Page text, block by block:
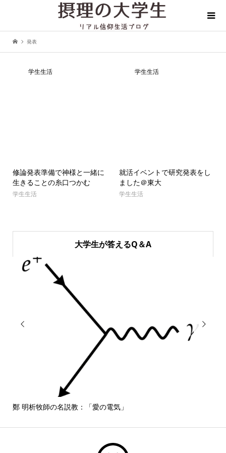
発表
学生生活
修論発表準備で神様と一緒に
生きることの糸口つかむ
学生生活
学生生活
就活イベントで研究発表をし
ました＠東大
学生生活
大学生が答えるQ＆A

鄭 明析牧師の名説教：「愛の電気」
